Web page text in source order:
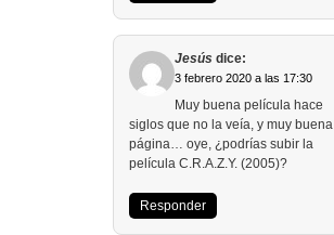
Jesús dice:
3 febrero 2020 a las 17:30
Muy buena película hace
siglos que no la veía, y muy buena
página… oye, ¿podrías subir la
película C.R.A.Z.Y. (2005)?
Responder